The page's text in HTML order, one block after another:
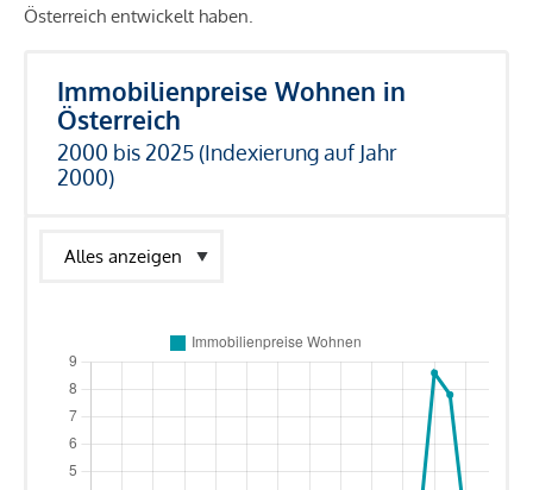
Österreich entwickelt haben.
Immobilienpreise Wohnen in
Österreich
2000 bis 2025 (Indexierung auf Jahr
2000)